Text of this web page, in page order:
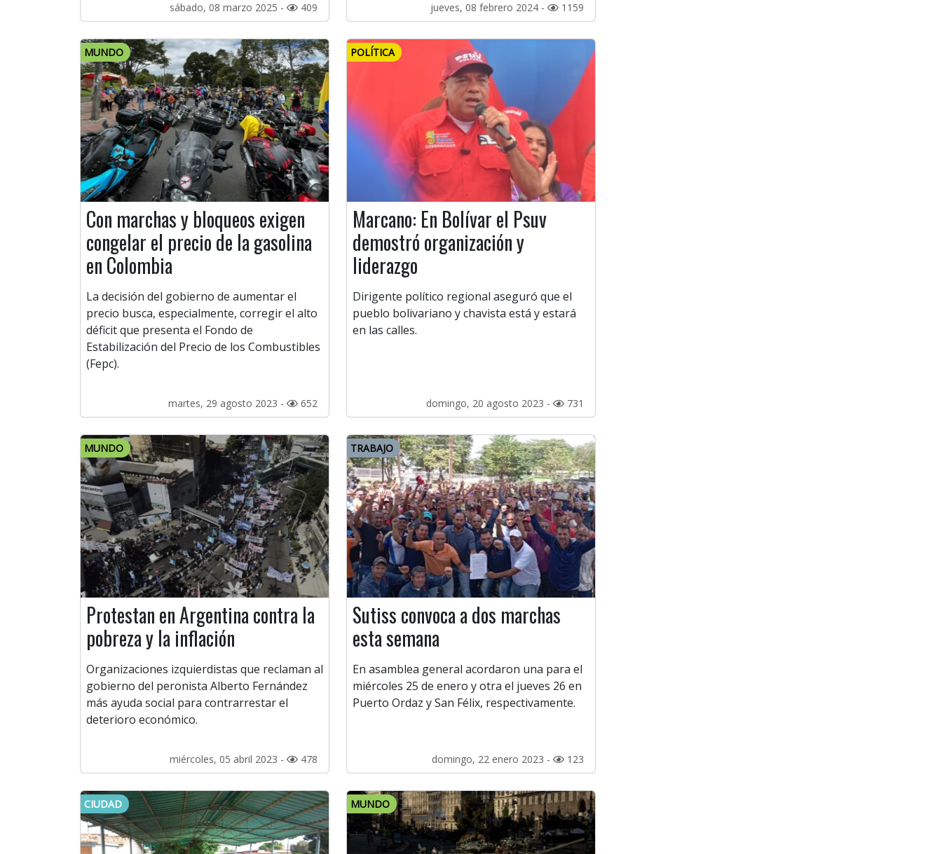
sábado, 08 marzo 2025 - 409 jueves, 08 febrero 2024 - 1159
MUNDO
Con marchas y bloqueos exigen
congelar el precio de la gasolina
en Colombia
La decisión del gobierno de aumentar el
precio busca, especialmente, corregir el alto
déficit que presenta el Fondo de
Estabilización del Precio de los Combustibles
(Fepc).
martes, 29 agosto 2023 - 652
POLÍTICA
Marcano: En Bolívar el Psuv
demostró organización y
liderazgo
Dirigente político regional aseguró que el
pueblo bolivariano y chavista está y estará
en las calles.
domingo, 20 agosto 2023 - 731
MUNDO
Protestan en Argentina contra la
pobreza y la inflación
Organizaciones izquierdistas que reclaman al
gobierno del peronista Alberto Fernández
más ayuda social para contrarrestar el
deterioro económico.
miércoles, 05 abril 2023 - 478
TRABAJO
Sutiss convoca a dos marchas
esta semana
En asamblea general acordaron una para el
miércoles 25 de enero y otra el jueves 26 en
Puerto Ordaz y San Félix, respectivamente.
domingo, 22 enero 2023 - 123
CIUDAD MUNDO